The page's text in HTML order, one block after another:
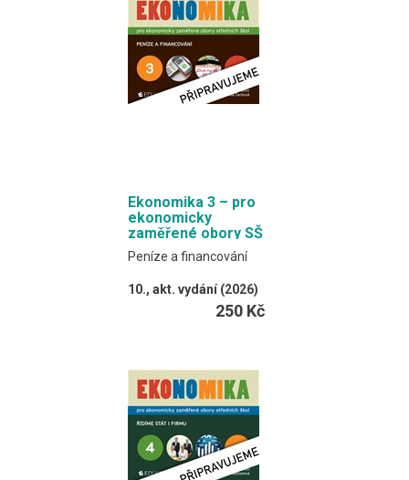
Formát EDUKO PC / 180
stran
Ekonomika 3 – pro
ekonomicky
zaměřené obory SŠ
Peníze a financování
10., akt. vydání (2026)
procvičovací úlohy.
Formát EDUKO PC / 300
stran
250 Kč